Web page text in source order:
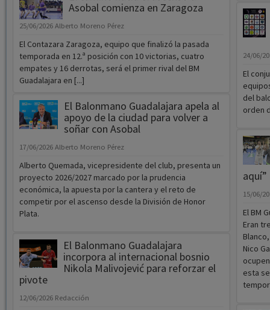
Asobal comienza en Zaragoza
25/06/2026 Alberto Moreno Pérez
El Contazara Zaragoza, equipo que finalizó la pasada
temporada en 12.ª posición con 10 victorias, cuatro
empates y 16 derrotas, será el primer rival del BM
Guadalajara en [...]
El Balonmano Guadalajara apela al
apoyo de la ciudad para volver a
soñar con Asobal
17/06/2026 Alberto Moreno Pérez
Alberto Quemada, vicepresidente del club, presenta un
proyecto 2026/2027 marcado por la prudencia
económica, la apuesta por la cantera y el reto de
competir por el ascenso desde la División de Honor
Plata.
El Balonmano Guadalajara
incorpora al internacional bosnio
Nikola Malivojević para reforzar el
pivote
12/06/2026 Redacción
24/06/
El
del
orden
aquí”
15/06/
El BM
Eran
Nico
esta